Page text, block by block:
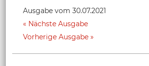
Ausgabe vom 30.07.2021
Nächste Ausgabe
Vorherige Ausgabe